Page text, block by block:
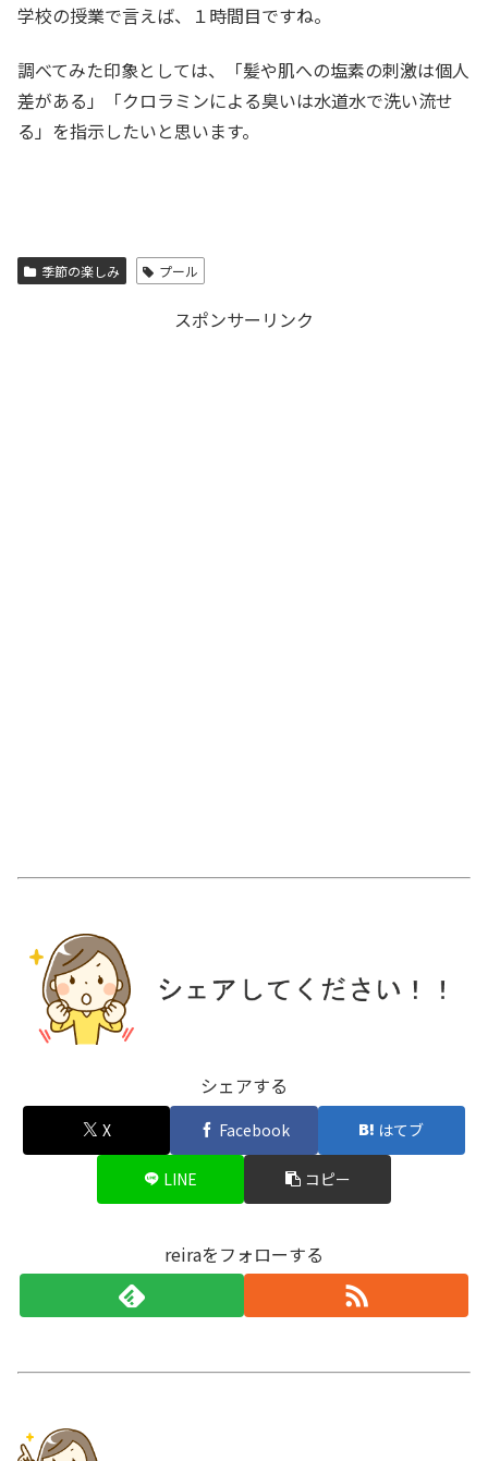
学校の授業で言えば、１時間目ですね。
調べてみた印象としては、「髪や肌への塩素の刺激は個人
差がある」「クロラミンによる臭いは水道水で洗い流せ
る」を指示したいと思います。
季節の楽しみ プール
スポンサーリンク
シェアする
X Facebook はてブ
LINE コピー
reiraをフォローする